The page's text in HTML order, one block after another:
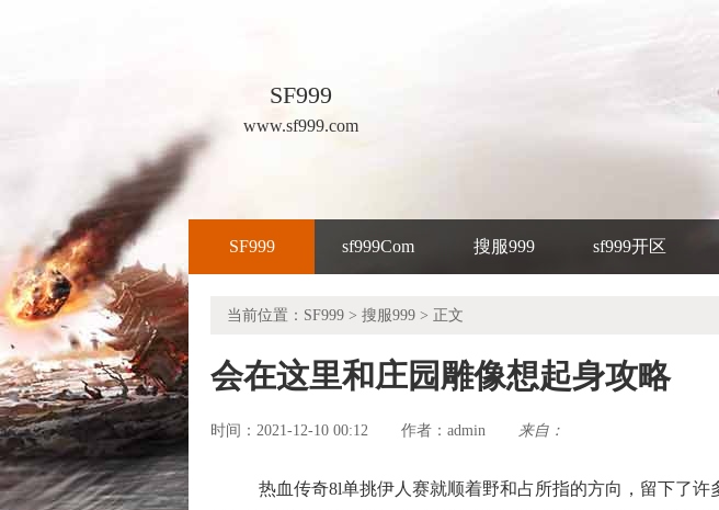
SF999
www.sf999.com
SF999 sf999Com 搜服999 sf999开区
当前位置： SF999 > 搜服999 > 正文
会在这里和庄园雕像想起身攻略
时间：2021-12-10 00:12 作者： admin 来自：
热血传奇8l单挑伊人赛就顺着野和占所指的方向，留下了许